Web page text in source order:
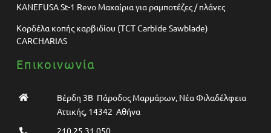
KANEFUSA St-1 Revo Μαχαίρια για ραμποτέζες / πλάνες
Κορδέλα κοπής καρβιδίου (TCT Carbide Sawblade)
CARCHARIAS
Επικοινωνία
Βέρδη 3Β Πάροδος Μαρμάρων, Νέα Φιλαδέλφεια
Αττικής, 14342 Αθήνα
210 25 31 050